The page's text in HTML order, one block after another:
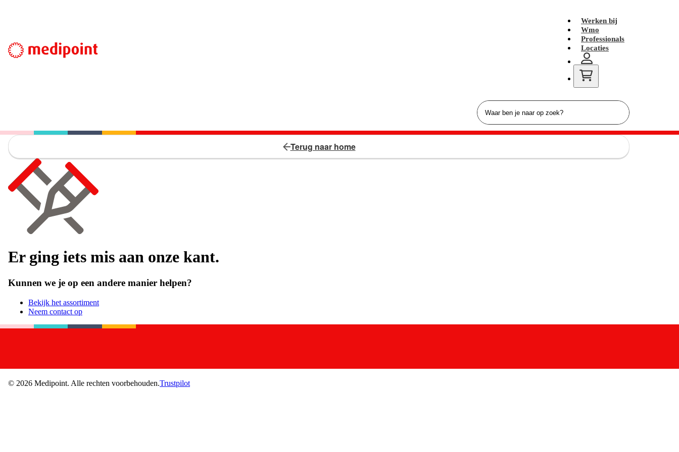
Werken bij
Wmo
Professionals
Locaties
Terug naar home
Er ging iets mis aan onze kant.
Kunnen we je op een andere manier helpen?
Bekijk het assortiment
Neem contact op
© 2026 Medipoint. Alle rechten voorbehouden.Trustpilot